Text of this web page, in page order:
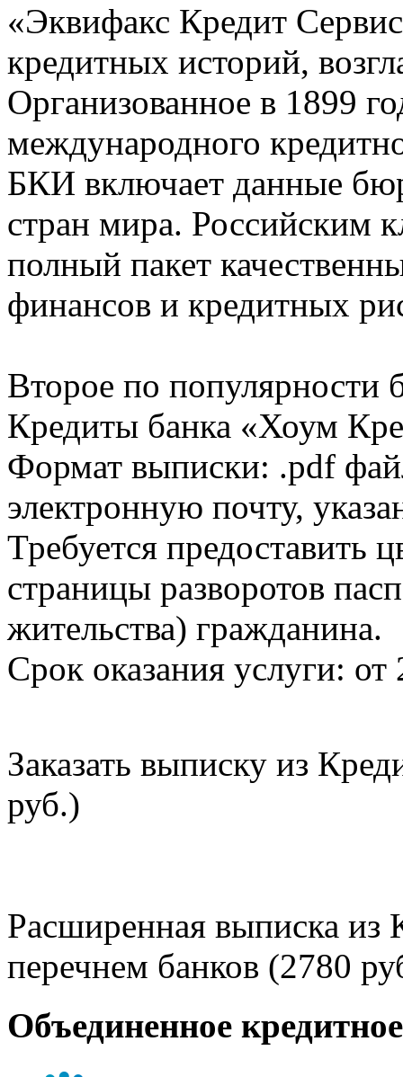
«Эквифакс Кредит
кредитных историй,
Организованное в 1899
международного
БКИ включает данные
стран мира. Российским
полный пакет
финансов и кредитных
Второе по популярности
Кредиты банка «Хоум
Формат выписки: .pdf
электронную почту,
Требуется предоставить
страницы разворотов
жительства) гражданина.
Срок оказания услуги: от
Заказать выписку из
руб.)
Расширенная выписка из
перечнем банков (2780
Объединенное